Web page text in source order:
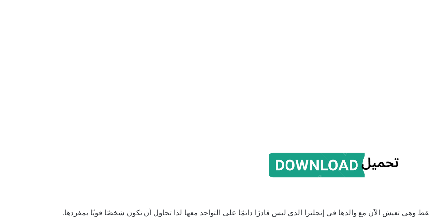
تعيش الآن مع والدها في إنجلترا الذي ليس قادرًا دائمًا على التواجد معها لذا تحاول أن تكون شخصًا قويًا بمفردها.